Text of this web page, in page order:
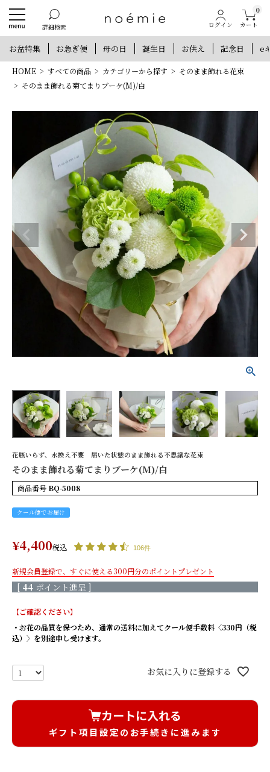
詳細検索 ログイン
0
カート
お盆特集 お急ぎ便 母の日 誕生日 お供え 記念日 e
HOME すべての商品 カテゴリーから探す
そのまま飾れる花束
そのまま飾れる菊てまりブーケ(M)/白
新規会員登録で300ポイントプレゼント
他にもお得な特典がいっぱい！
新規会員登録 ログイン
ブーケ(M)/白
詳細を見る
花色で探す
シーンから探す
お供え 誕生日
生花×プリザ
枯れないバラと生花の花束/
レッド
ピンク
枯れないバラと生花の花束/
きせかえローズ(エクリュ) 香
りのサシェ付き
きせかえローズ(ヌードピー
そのまま飾れるブーケ(生花)
花瓶いらず、水換え不要 届いた状態のまま飾れる不思議な花束
そのまま飾れる菊てまりブーケ(M)/白
商品番号 BQ-5008
クール便でお届け
¥4,400税込 106件
新規会員登録で、すぐに使える300円分のポイントプレゼント
[ 44 ポイント進呈 ]
【ご確認ください】
・お花の品質を保つため、通常の送料に加えてクール便手数料〈330円（税
込）〉を別途申し受けます。
お気に入りに登録する
カートに入れる
ギフト項目設定のお手続きに進みます